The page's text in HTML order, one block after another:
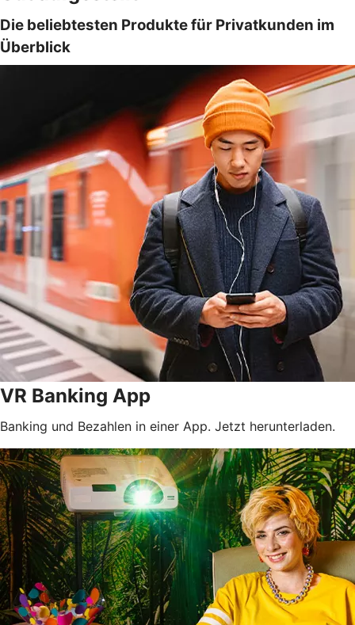
Die beliebtesten Produkte für Privatkunden im
Überblick
VR Banking App
Banking und Bezahlen in einer App. Jetzt herunterladen.